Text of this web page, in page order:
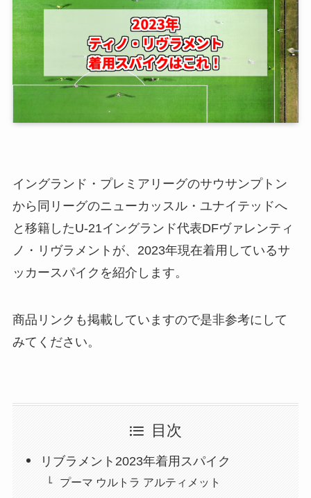
イングランド・プレミアリーグのサウサンプトン
から同リーグのニューカッスル・ユナイテッドへ
と移籍したU-21イングランド代表DFヴァレンティ
ノ・リヴラメントが、2023年現在着用しているサ
ッカースパイクを紹介します。
商品リンクも掲載していますので是非参考にして
みてください。
目次
リブラメント2023年着用スパイク
プーマ ウルトラ アルティメット